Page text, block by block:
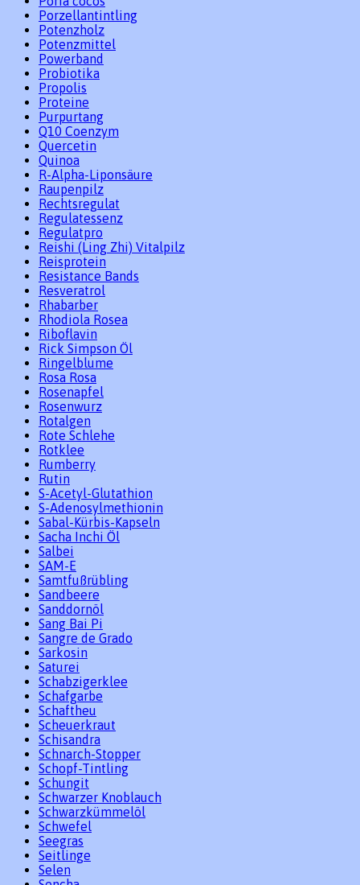
Porzellantintling
Potenzholz
Potenzmittel
Powerband
Probiotika
Propolis
Proteine
Purpurtang
Q10 Coenzym
Quercetin
Quinoa
R-Alpha-Liponsäure
Raupenpilz
Rechtsregulat
Regulatessenz
Regulatpro
Reishi (Ling Zhi) Vitalpilz
Reisprotein
Resistance Bands
Resveratrol
Rhabarber
Rhodiola Rosea
Riboflavin
Rick Simpson Öl
Ringelblume
Rosa Rosa
Rosenapfel
Rosenwurz
Rotalgen
Rote Schlehe
Rotklee
Rumberry
Rutin
S-Acetyl-Glutathion
S-Adenosylmethionin
Sabal-Kürbis-Kapseln
Sacha Inchi Öl
Salbei
SAM-E
Samtfußrübling
Sandbeere
Sanddornöl
Sang Bai Pi
Sangre de Grado
Sarkosin
Saturei
Schabzigerklee
Schafgarbe
Schaftheu
Scheuerkraut
Schisandra
Schnarch-Stopper
Schopf-Tintling
Schungit
Schwarzer Knoblauch
Schwarzkümmelöl
Schwefel
Seegras
Seitlinge
Selen